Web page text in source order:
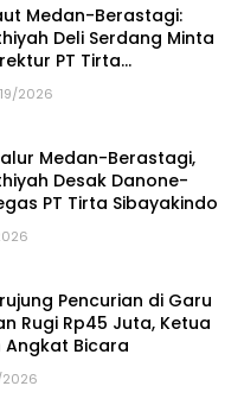
Medan-Berastagi:
Deli Serdang Minta
PT Tirta
2026
Medan-Berastagi,
Desak Danone-
PT Tirta Sibayakindo
Pencurian di Garu
Rugi Rp45 Juta, Ketua
Angkat Bicara
2026